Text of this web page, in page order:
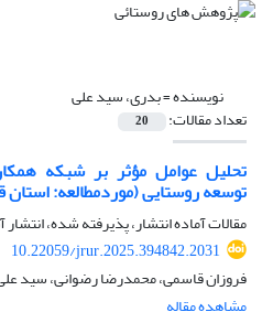
نویسنده =بدری، سید علی
تعداد مقالات: 20
تحلیل عوامل مؤثر بر شبکه
توسعه روستایی (موردمطالعه:
مقالات آماده انتشار، پذیرفته شده، انتشار
10.22059/jrur.2025.394842.2031
فروزان قاسمی، محمدرضا رضوانی، سید
مشاهده مقاله